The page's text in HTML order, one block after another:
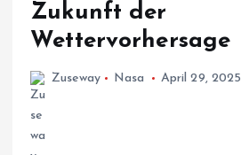
Zukunft der
Wettervorhersage
Zuseway Nasa April 29, 2025